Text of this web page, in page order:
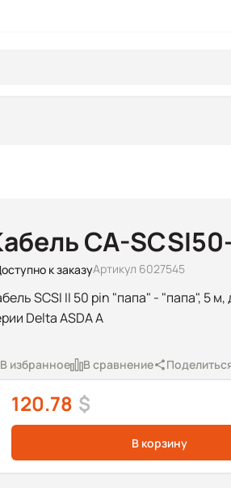
CA-
к заказуАртикул 6027545
SCSI II 50 pin "папа" - "папа", 5 м,
Delta ASDA A
В избранное В сравнение
120.78 $
В корзину